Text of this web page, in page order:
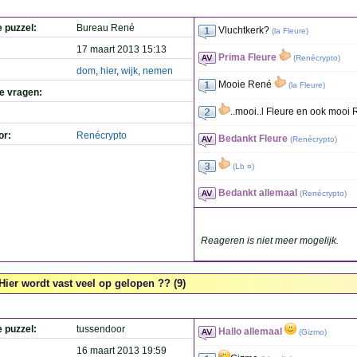
puzzel:
Bureau René
17 maart 2013 15:13
dom, hier, wijk, nemen
vragen:
Renécrypto
Vluchtkerk? (la Fleure)
Prima Fleure (Renécrypto)
Mooie René (la Fleure)
..mooi..l Fleure en ook mooi
Bedankt Fleure (Renécrypto)
(Lb ¤)
Bedankt allemaal (Renécrypto)
Reageren is niet meer mogelijk.
wordt vast veel op gelopen ?? (9)
puzzel:
tussendoor
16 maart 2013 19:59
Hallo allemaal (Gizmo)